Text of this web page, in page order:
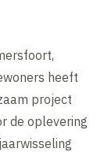
heeft
project
de oplevering